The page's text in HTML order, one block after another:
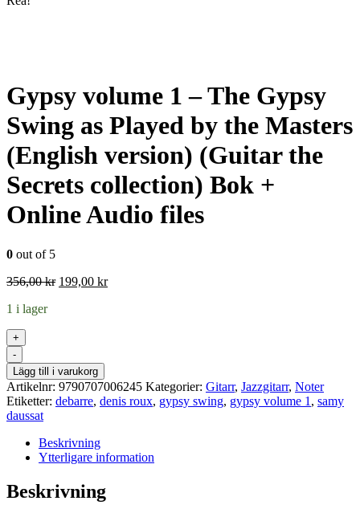
Gypsy volume 1 – The Gypsy
Swing as Played by the Masters
(English version) (Guitar the
Secrets collection) Bok +
Online Audio files
0 out of 5
356,00kr Det
199,00 krDet
1 i lager
+
-
Lägg till i varukorg
Artikelnr: 9790707006245 Kategorier: Gitarr, Jazzgitarr, Noter
Etiketter: debarre, denis roux, gypsy swing, gypsy volume 1 , samy
daussat
Beskrivning
Ytterligare information
Beskrivning